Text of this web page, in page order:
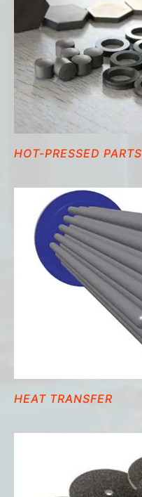
HOT-PRESSED PARTS
HEAT TRANSFER